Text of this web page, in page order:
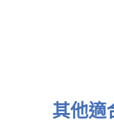
其他適